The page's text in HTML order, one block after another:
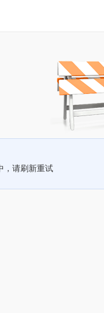
，请刷新重试